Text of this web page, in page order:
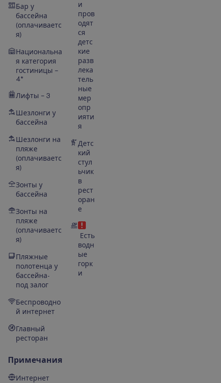
Бар у
бассейна
(оплачиваетс
я)
Национальна
я категория
гостиницы –
4*
Лифты – 3
Шезлонги у
бассейна
Шезлонги на
пляже
(оплачиваетс
я)
Зонты у
бассейна
Зонты на
пляже
(оплачиваетс
я)
Пляжные
полотенца у
бассейна-
под залог
Беспроводно
й интернет
Главный
ресторан
и
пров
одят
ся
детс
кие
разв
лека
тель
ные
мер
опр
ияти
я
Детс
кий
стул
ьчик
в
рест
оран
е
Есть
водн
ые
горк
и
Примечания
Интернет